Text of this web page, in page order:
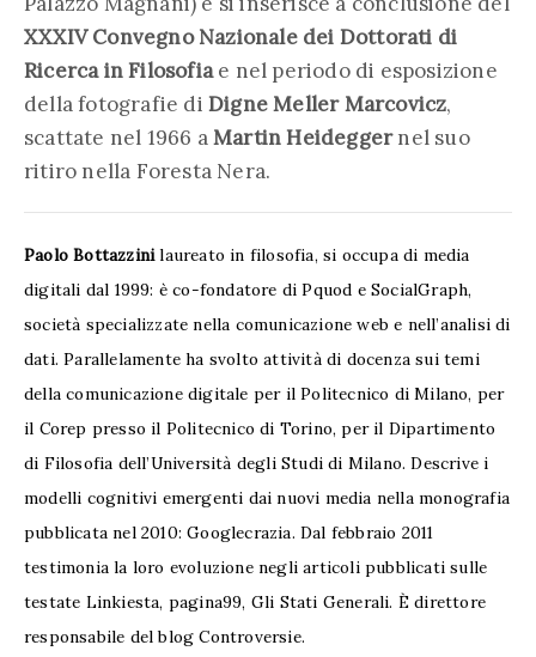
XXXIV Convegno Nazionale dei Dottorati di
Ricerca in Filosofiae nel periodo di esposizione
della fotografie di Digne Meller Marcovicz,
scattate nel 1966 aMartin Heideggernel suo
ritiro nella Foresta Nera.
Paolo Bottazzinilaureato in filosofia, si occupa di media
digitali dal 1999: è co-fondatore di Pquod e SocialGraph,
società specializzate nella comunicazione web e nell’analisi di
dati. Parallelamente ha svolto attività di docenza sui temi
della comunicazione digitale per il Politecnico di Milano, per
il Corep presso il Politecnico di Torino, per il Dipartimento
di Filosofia dell’Università degli Studi di Milano. Descrive i
modelli cognitivi emergenti dai nuovi media nella monografia
pubblicata nel 2010: Googlecrazia. Dal febbraio 2011
testimonia la loro evoluzione negli articoli pubblicati sulle
testate Linkiesta, pagina99, Gli Stati Generali. È direttore
responsabile del blog Controversie.